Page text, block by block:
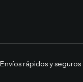
Envíos rápidos y seguros